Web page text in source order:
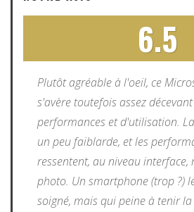
6.5
Plutôt agréable à l'oeil, ce
s'avère toutefois assez
performances et d'utilisation.
un peu faiblarde, et les
ressentent, au niveau
photo. Un smartphone (trop ?)
soigné, mais qui peine à tenir